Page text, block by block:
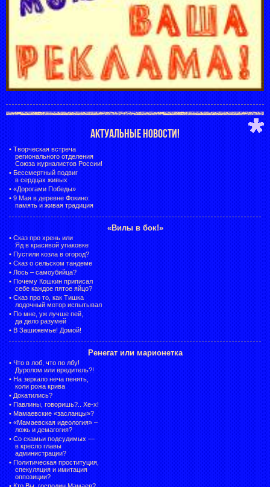
АКТУАЛЬНЫЕ НОВОСТИ!
• Творческая встреча
регионального отделения
Союза журналистов России!
• Бессмертный подвиг
в сердцах живых
• «Дорогами Победы»
• 9 Мая в деревне Фокино:
память и живая традиция
«Вилы в бок!»
• Сказ про хрень или
Яд в красивой упаковке
• Пустили козла в огород?
• Сказ о сельском тандеме
• Лось – самоубийца?
• Почему Кошкин приписал
себе каждое пятое яйцо?
• Сказ про то, как Тишка
лодочный мотор испытывал
• По мне, уж лучше пей,
да дело разумей
• В Зашижемье! Домой!
Ренегат или марионетка
• Что в лоб, что по лбу!
Дуролом или вредитель?!
• На зеркало неча пенять,
коли рожа крива
• Докатились?
• Павлины, говоришь?.. Хе-х!
• Мамаевские «засланцы»?
• «Мамаевская идеология» –
ложь и демагогия?
• Со скамьи подсудимых —
в кресло главы
администрации?
• Политическая проституция,
спекуляция и имитация
оппозиции?